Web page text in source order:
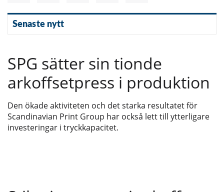
Senaste nytt
SPG sätter sin tionde
arkoffsetpress i produktion
Den ökade aktiviteten och det starka resultatet för
Scandinavian Print Group har också lett till ytterligare
investeringar i tryckkapacitet.